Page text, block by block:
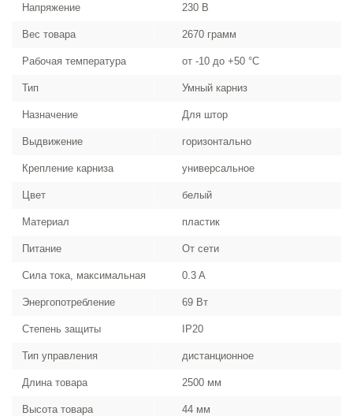
Напряжение 230 В
Вес товара 2670 грамм
Рабочая температура от -10 до +50 °С
Тип Умный карниз
Назначение Для штор
Выдвижение горизонтально
Крепление карниза универсальное
Цвет белый
Материал пластик
Питание От сети
Сила тока, максимальная 0.3 A
Энергопотребление 69 Вт
Степень защиты IP20
Тип управления дистанционное
Длина товара 2500 мм
Высота товара 44 мм